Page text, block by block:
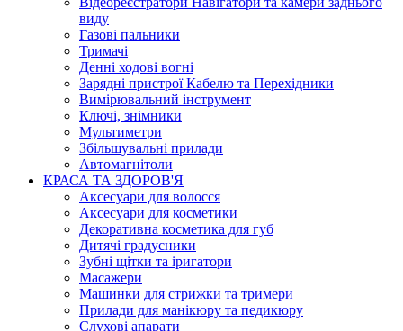
виду
Газові пальники
Тримачі
Денні ходові вогні
Зарядні пристрої Кабелю та Перехідники
Вимірювальний інструмент
Ключі, знімники
Мультиметри
Збільшувальні прилади
Автомагнітоли
КРАСА ТА ЗДОРОВ'Я
Аксесуари для волосся
Аксесуари для косметики
Декоративна косметика для губ
Дитячі градусники
Зубні щітки та іригатори
Масажери
Машинки для стрижки та тримери
Прилади для манікюру та педикюру
Слухові апарати